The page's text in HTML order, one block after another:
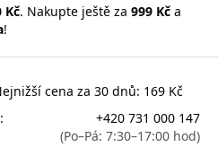
Kč. Nakupte ještě za 999 Kč a
!
cena za 30 dnů: 169 Kč
+420 731 000 147
(Po–Pá: 7:30–17:00 hod)